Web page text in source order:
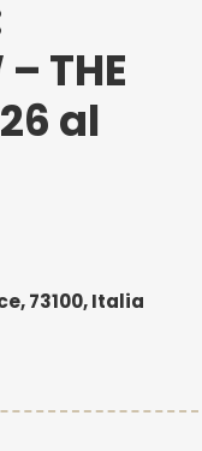
THE
al
73100, Italia